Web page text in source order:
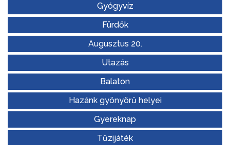
Gyógyvíz
Fürdők
Augusztus 20.
Utazás
Balaton
Hazánk gyönyörű helyei
Gyereknap
Tűzijáték